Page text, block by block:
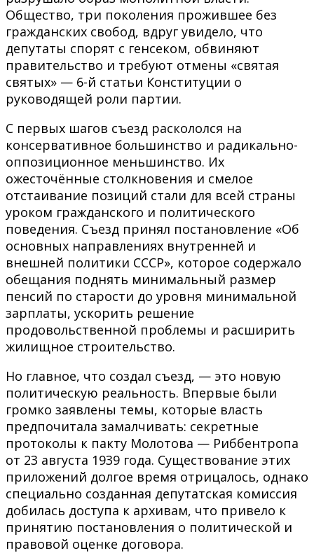
Общество, три поколения прожившее без
гражданских свобод, вдруг увидело, что
депутаты спорят с генсеком, обвиняют
правительство и требуют отмены «святая
святых» — 6-й статьи Конституции о
руководящей роли партии.
С первых шагов съезд раскололся на
консервативное большинство и радикально-
оппозиционное меньшинство. Их
ожесточённые столкновения и смелое
отстаивание позиций стали для всей страны
уроком гражданского и политического
поведения. Съезд принял постановление «Об
основных направлениях внутренней и
внешней политики СССР», которое содержало
обещания поднять минимальный размер
пенсий по старости до уровня минимальной
зарплаты, ускорить решение
продовольственной проблемы и расширить
жилищное строительство.
Но главное, что создал съезд, — это новую
политическую реальность. Впервые были
громко заявлены темы, которые власть
предпочитала замалчивать: секретные
протоколы к пакту Молотова — Риббентропа
от 23 августа 1939 года. Существование этих
приложений долгое время отрицалось, однако
специально созданная депутатская комиссия
добилась доступа к архивам, что привело к
принятию постановления о политической и
правовой оценке договора.